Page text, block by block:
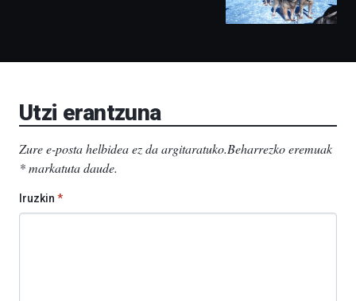
Bizkaia
Utzi erantzuna
Zure e-posta helbidea ez da argitaratuko.Beharrezko eremuak
*markatuta daude.
Iruzkin *